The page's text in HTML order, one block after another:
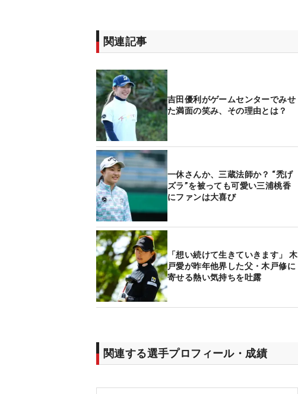
関連記事
吉田優利がゲームセンターでみせ
た満面の笑み、その理由とは？
一休さんか、三蔵法師か？ “禿げ
ズラ”を被っても可愛い三浦桃香
にファンは大喜び
「想い続けて生きていきます」 木
戸愛が昨年他界した父・木戸修に
寄せる熱い気持ちを吐露
関連する選手プロフィール・成績